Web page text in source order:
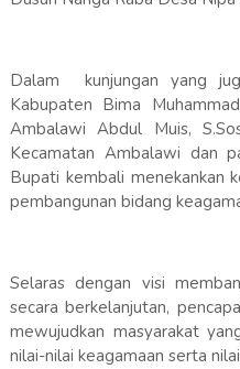
Dalam kunjungan yang
Kabupaten Bima
Ambalawi Abdul Muis,
Kecamatan Ambalawi dan
Bupati kembali menekankan
pembangunan bidang
Selaras dengan visi
secara berkelanjutan,
mewujudkan masyarakat
nilai-nilai keagamaan serta